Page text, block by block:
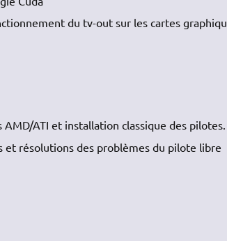
du tv-out sur les cartes
ATI et installation classique des pilotes.
résolutions des problèmes du pilote libre